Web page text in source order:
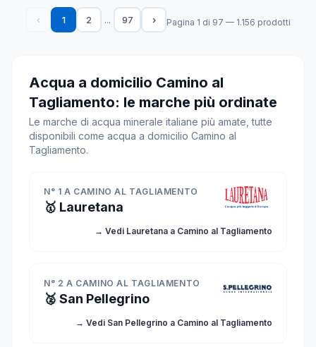
‹ 1 2 ... 97 › Pagina 1 di 97 — 1.156 prodotti
Acqua a domicilio Camino al
Tagliamento: le marche più ordinate
Le marche di acqua minerale italiane più amate, tutte
disponibili come acqua a domicilio Camino al
Tagliamento.
N° 1 A CAMINO AL TAGLIAMENTO
🥇 Lauretana
→ Vedi Lauretana a Camino al Tagliamento
N° 2 A CAMINO AL TAGLIAMENTO
🥈 San Pellegrino
→ Vedi San Pellegrino a Camino al Tagliamento